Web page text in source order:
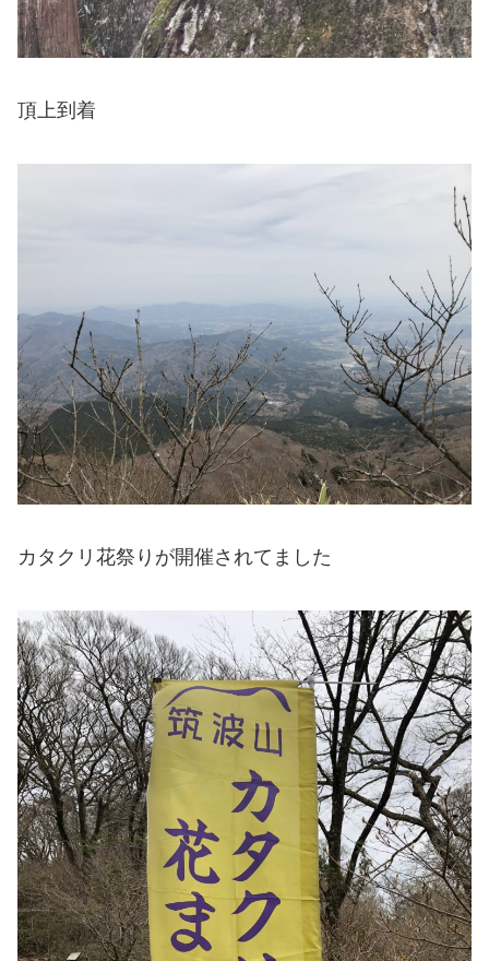
頂上到着
カタクリ花祭りが開催されてました